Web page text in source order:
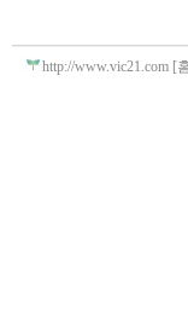
http://www.vic21.com [